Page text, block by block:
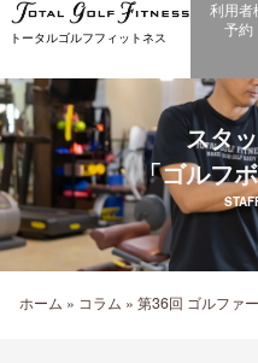
容
ス
キ
ッ
プ
トータルゴルフフィットネス
利用者
予約
スタ
「ゴルフ
ホーム » コラム » 第36回 ゴルファ